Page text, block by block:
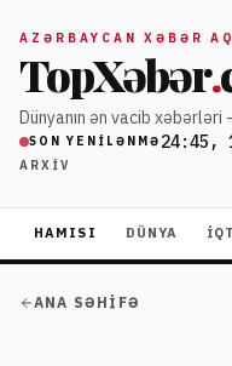
AZƏRBAYCAN XƏBƏR
TopXəbər.
Dünyanın ən vacib
SON YENILƏNMƏ 24:45,
ARXIV
HAMISI DÜNYA
ANA SƏHIFƏ